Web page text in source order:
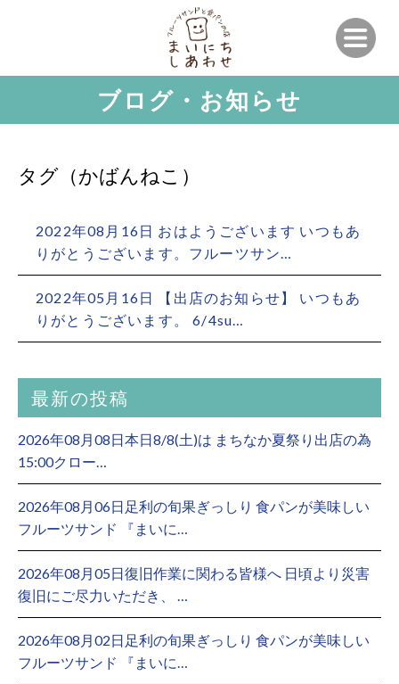
ブログ・お知らせ
タグ（かばんねこ）
2022年08月16日 おはようございます いつもあ
りがとうございます。フルーツサン…
2022年05月16日 【出店のお知らせ】 いつもあ
りがとうございます。 6/4su…
最新の投稿
2026年08月08日本日8/8(土)は まちなか夏祭り出店の為
15:00クロー…
2026年08月06日足利の旬果ぎっしり 食パンが美味しい
フルーツサンド 『まいに…
2026年08月05日復旧作業に関わる皆様へ 日頃より災害
復旧にご尽力いただき、 …
2026年08月02日足利の旬果ぎっしり 食パンが美味しい
フルーツサンド 『まいに…